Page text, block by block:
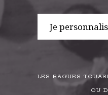
Je
LES BAGUES
OU